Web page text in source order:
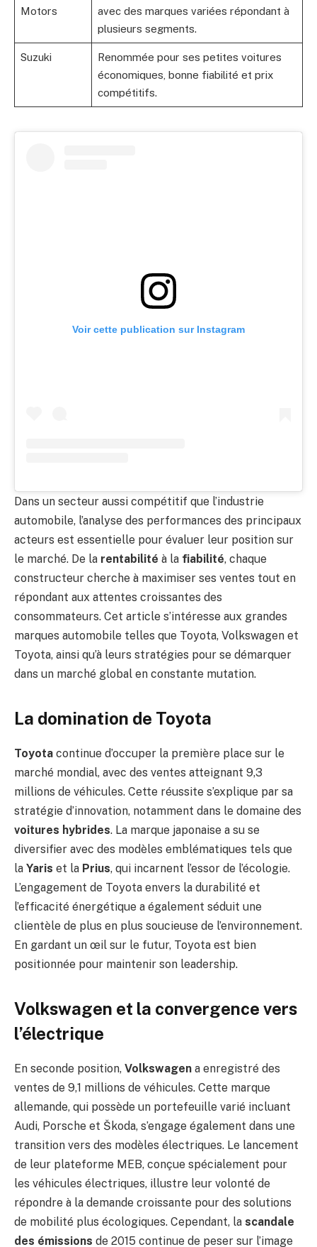
Motors
avec des marques variées répondant à
plusieurs segments.
Suzuki
Renommée pour ses petites voitures
économiques, bonne fiabilité et prix
compétitifs.
Voir cette publication sur Instagram
Dans un secteur aussi compétitif que l’industrie
automobile, l’analyse des performances des principaux
acteurs est essentielle pour évaluer leur position sur
le marché. De la rentabilité à la fiabilité, chaque
constructeur cherche à maximiser ses ventes tout en
répondant aux attentes croissantes des
consommateurs. Cet article s’intéresse aux grandes
marques automobile telles que Toyota, Volkswagen et
Toyota, ainsi qu’à leurs stratégies pour se démarquer
dans un marché global en constante mutation.
La domination de Toyota
Toyota continue d’occuper la première place sur le
marché mondial, avec des ventes atteignant 9,3
millions de véhicules. Cette réussite s’explique par sa
stratégie d’innovation, notamment dans le domaine des
voitures hybrides. La marque japonaise a su se
diversifier avec des modèles emblématiques tels que
la Yaris et la Prius, qui incarnent l’essor de l’écologie.
L’engagement de Toyota envers la durabilité et
l’efficacité énergétique a également séduit une
clientèle de plus en plus soucieuse de l’environnement.
En gardant un œil sur le futur, Toyota est bien
positionnée pour maintenir son leadership.
Volkswagen et la convergence vers
l’électrique
En seconde position, Volkswagen a enregistré des
ventes de 9,1 millions de véhicules. Cette marque
allemande, qui possède un portefeuille varié incluant
Audi, Porsche et Škoda, s’engage également dans une
transition vers des modèles électriques. Le lancement
de leur plateforme MEB, conçue spécialement pour
les véhicules électriques, illustre leur volonté de
répondre à la demande croissante pour des solutions
de mobilité plus écologiques. Cependant, la scandale
des émissions de 2015 continue de peser sur l’image